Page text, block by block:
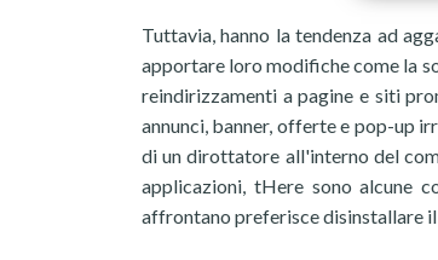
Tuttavia, hanno la tendenza ad
apportare loro modifiche come la
reindirizzamenti a pagine e siti
annunci, banner, offerte e pop-up
di un dirottatore all'interno del
applicazioni, tHere sono alcune
affrontano preferisce disinstallare